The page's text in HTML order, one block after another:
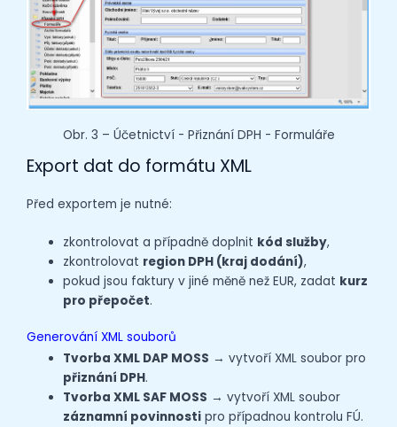
Obr. 3 – Účetnictví - Přiznání DPH - Formuláře
Export dat do formátu XML
Před exportem je nutné:
zkontrolovat a případně doplnit kód služby,
zkontrolovat region DPH (kraj dodání),
pokud jsou faktury v jiné měně než EUR, zadat kurz
pro přepočet.
Generování XML souborů
Tvorba XML DAP MOSS → vytvoří XML soubor pro
přiznání DPH.
Tvorba XML SAF MOSS → vytvoří XML soubor
záznamní povinnosti pro případnou kontrolu FÚ.